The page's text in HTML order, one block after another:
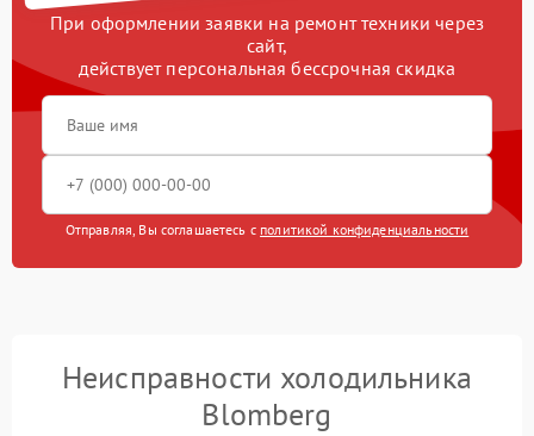
При оформлении заявки на ремонт техники через
сайт,
действует персональная бессрочная скидка
Отправляя, Вы соглашаетесь с политикой конфиденциальности
Неисправности холодильника
Blomberg